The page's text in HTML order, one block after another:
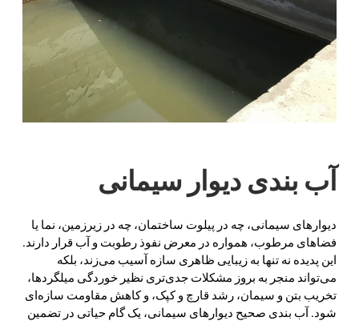
آب بندی دیوار سیمانی
دیوارهای سیمانی، چه در پیلوت ساختمان، چه در زیرزمین، نما یا
فضاهای مرطوب، همواره در معرض نفوذ رطوبت و آب قرار دارند.
این پدیده نه تنها به زیبایی ظاهری سازه آسیب می‌زند، بلکه
می‌تواند منجر به بروز مشکلات جدی‌تری نظیر خوردگی میلگردها،
تخریب بتن و سیمان، رشد قارچ و کپک، و کاهش مقاومت سازه‌ای
شود. آب بندی صحیح دیوارهای سیمانی، یک گام حیاتی در تضمین